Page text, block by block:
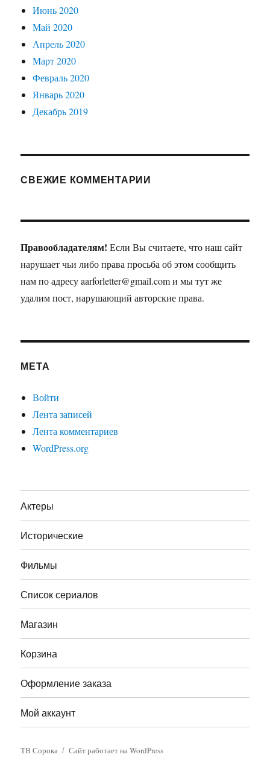
Июнь 2020
Май 2020
Апрель 2020
Март 2020
Февраль 2020
Январь 2020
Декабрь 2019
СВЕЖИЕ КОММЕНТАРИИ
Правообладателям! Если Вы считаете, что наш сайт
нарушает чьи либо права просьба об этом сообщить
нам по адресу aarforletter@gmail.com и мы тут же
удалим пост, нарушающий авторские права.
МЕТА
Войти
Лента записей
Лента комментариев
WordPress.org
Актеры
Исторические
Фильмы
Список сериалов
Магазин
Корзина
Оформление заказа
Мой аккаунт
ТВ Сорока Сайт работает на WordPress